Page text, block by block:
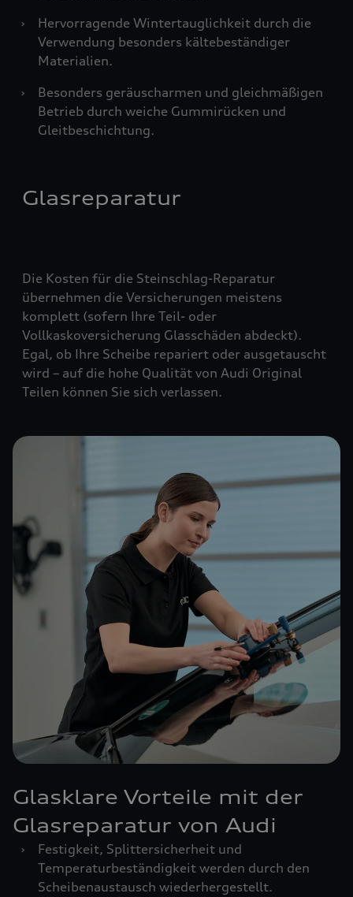
›
Hervorragende Wintertauglichkeit durch die
Verwendung besonders kältebeständiger
Materialien.
›
Besonders geräuscharmen und gleichmäßigen
Betrieb durch weiche Gummirücken und
Gleitbeschichtung.
Glasreparatur
Die Kosten für die Steinschlag-Reparatur
übernehmen die Versicherungen meistens
komplett (sofern Ihre Teil- oder
Vollkaskoversicherung Glasschäden abdeckt).
Egal, ob Ihre Scheibe repariert oder ausgetauscht
wird – auf die hohe Qualität von Audi Original
Teilen können Sie sich verlassen.
Glasklare Vorteile mit der
Glasreparatur von Audi
›
Festigkeit, Splittersicherheit und
Temperaturbeständigkeit werden durch den
Scheibenaustausch wiederhergestellt.